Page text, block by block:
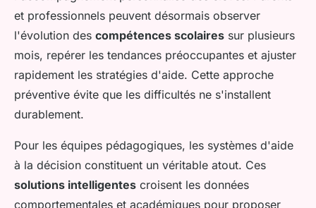
et professionnels peuvent désormais observer
l'évolution des compétences scolaires sur plusieurs
mois, repérer les tendances préoccupantes et ajuster
rapidement les stratégies d'aide. Cette approche
préventive évite que les difficultés ne s'installent
durablement.
Pour les équipes pédagogiques, les systèmes d'aide
à la décision constituent un véritable atout. Ces
solutions intelligentes croisent les données
comportementales et académiques pour proposer